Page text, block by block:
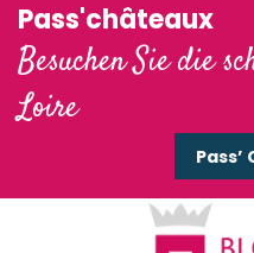
Pass'châteaux
Besuchen Sie die
Loire